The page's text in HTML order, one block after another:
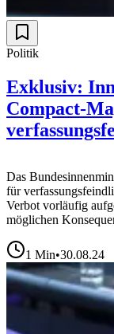
Politik
Exklusiv:
Compact-
Das
für
Verbot vorläufig
möglichen
1 Min•30.08.24